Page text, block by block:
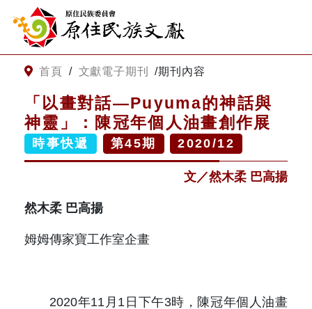
跳到主要內容
網站導覽
客服諮詢
關
請
字
首頁 / 文獻電子期刊 /期刊內容
「以畫對話—Puyuma的神話與
神靈」：陳冠年個人油畫創作展
時事快遞 第45期 2020/12
文／然木柔 巴高揚
然木柔 巴高揚
姆姆傳家寶工作室企畫
2020年11月1日下午3時，陳冠年個人油畫